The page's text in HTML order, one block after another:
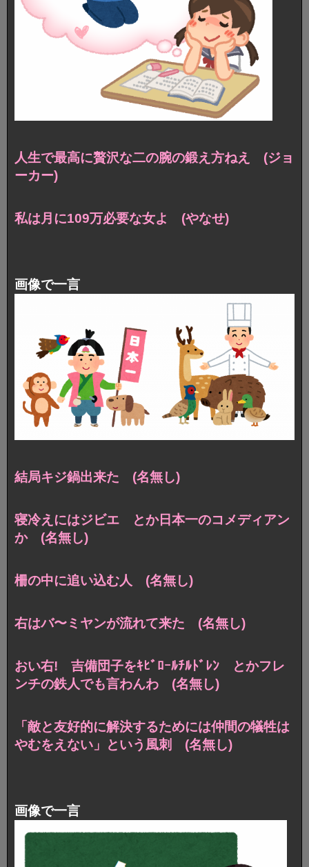
人生で最高に贅沢な二の腕の鍛え方ねえ (ジョ
ーカー)
私は月に109万必要な女よ (やなせ)
画像で一言
結局キジ鍋出来た (名無し)
寝冷えにはジビエ とか日本一のコメディアン
か (名無し)
柵の中に追い込む人 (名無し)
右はバ〜ミヤンが流れて来た (名無し)
おい右! 吉備団子をｷﾋﾞﾛｰﾙﾁﾙﾄﾞﾚﾝ とかフレ
ンチの鉄人でも言わんわ (名無し)
「敵と友好的に解決するためには仲間の犠牲は
やむをえない」という風刺 (名無し)
画像で一言